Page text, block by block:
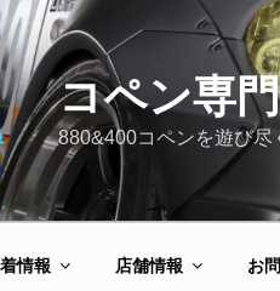
コペン専
880&400コペンを遊び尽
情報 店舗情報 お